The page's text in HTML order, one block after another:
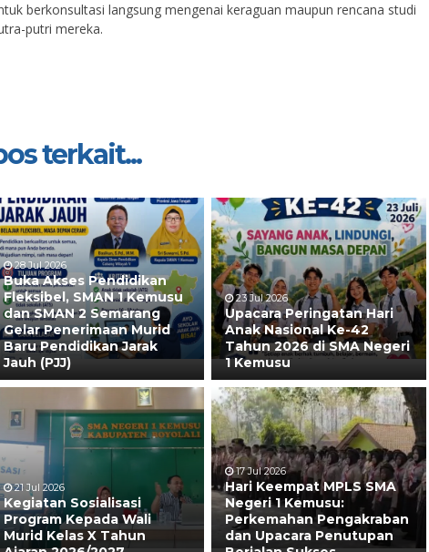
berkonsultasi langsung mengenai keraguan maupun rencana studi
putri mereka.
terkait...
28 Jul 2026
Buka Akses Pendidikan
Fleksibel, SMAN 1 Kemusu
dan SMAN 2 Semarang
Gelar Penerimaan Murid
Baru Pendidikan Jarak
Jauh (PJJ)
23 Jul 2026
Upacara Peringatan Hari
Anak Nasional Ke-42
Tahun 2026 di SMA Negeri
1 Kemusu
21 Jul 2026
Kegiatan Sosialisasi
Program Kepada Wali
Murid Kelas X Tahun
17 Jul 2026
Hari Keempat MPLS SMA
Negeri 1 Kemusu:
Perkemahan Pengakraban
dan Upacara Penutupan